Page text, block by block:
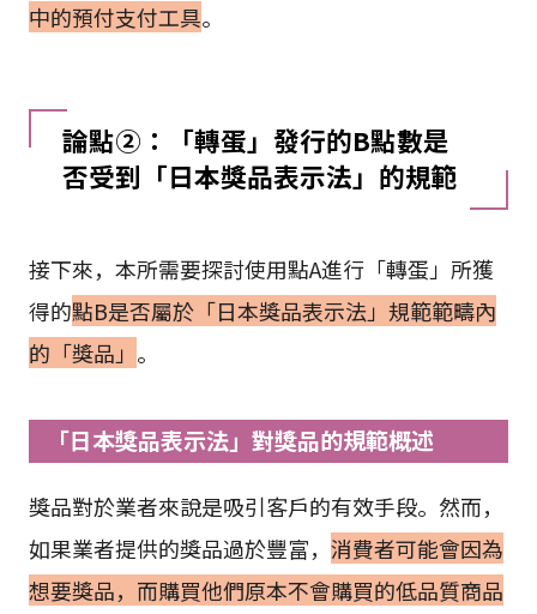
中的預付支付工具。
論點②：「轉蛋」發行的B點數是
否受到「日本獎品表示法」的規範
接下來，本所需要探討使用點A進行「轉蛋」所獲
得的點B是否屬於「日本獎品表示法」規範範疇內
的「獎品」 。
「日本獎品表示法」對獎品的規範概述
獎品對於業者來說是吸引客戶的有效手段。然而，
如果業者提供的獎品過於豐富， 消費者可能會因為
想要獎品，而購買他們原本不會購買的低品質商品